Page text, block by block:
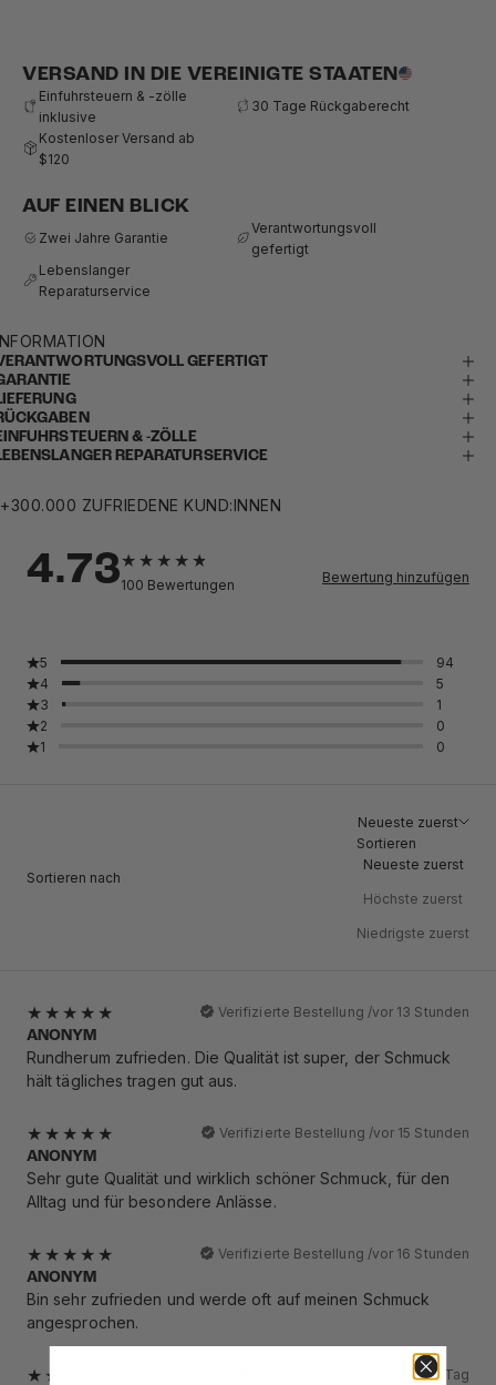
VERSAND IN DIE VEREINIGTE STAATEN
Einfuhrsteuern & -zölle
inklusive
30 Tage Rückgaberecht
Kostenloser Versand ab
$120
AUF EINEN BLICK
Zwei Jahre Garantie
Verantwortungsvoll
gefertigt
Lebenslanger
Reparaturservice
GEFERTIGT
& -ZÖLLE
REPARATURSERVICE
+300.000 ZUFRIEDENE KUND:INNEN
4.73100 Bewertungen Bewertung hinzufügen
5
94
4
5
3
1
2
0
1
0
Sortieren nach
Neueste zuerst
Sortieren
Neueste zuerst
Höchste zuerst
Niedrigste zuerst
Verifizierte Bestellung /vor 13 Stunden
ANONYM
Rundherum zufrieden. Die Qualität ist super, der Schmuck
hält tägliches tragen gut aus.
Verifizierte Bestellung /vor 15 Stunden
ANONYM
Sehr gute Qualität und wirklich schöner Schmuck, für den
Alltag und für besondere Anlässe.
Verifizierte Bestellung /vor 16 Stunden
ANONYM
Bin sehr zufrieden und werde oft auf meinen Schmuck
angesprochen.
vor 1 Tag